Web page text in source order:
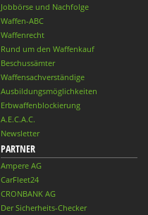
Jobbörse und Nachfolge
Waffen-ABC
Waffenrecht
Rund um den Waffenkauf
Beschussämter
Waffensachverständige
Ausbildungsmöglichkeiten
Erbwaffenblockierung
A.E.C.A.C.
Newsletter
PARTNER
Ampere AG
CarFleet24
CRONBANK AG
Der Sicherheits-Checker